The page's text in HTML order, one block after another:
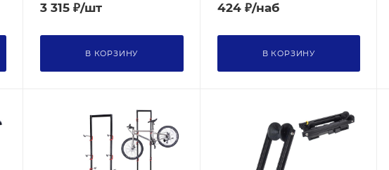
3 315₽/шт
В КОРЗИНУ
424₽/наб
В КОРЗИНУ